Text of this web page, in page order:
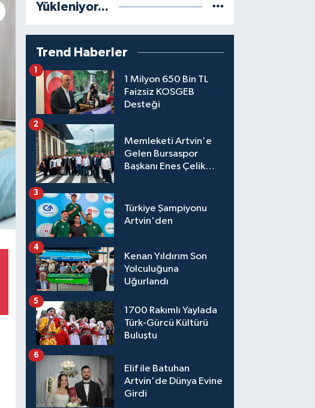
Yükleniyor...
Trend Haberler
1 Milyon 650 Bin TL
Faizsiz KOSGEB
Desteği
1
Memleketi Artvin'e
Gelen Bursaspor
Başkanı Enes Çelik
2
Türkiye Şampiyonu
Artvin'den
3
Kenan Yıldırım Son
Yolculuğuna
Uğurlandı
4
1700 Rakımlı Yaylada
Türk-Gürcü Kültürü
Buluştu
5
Elif ile Batuhan
Artvin'de Dünya Evine
Girdi
6